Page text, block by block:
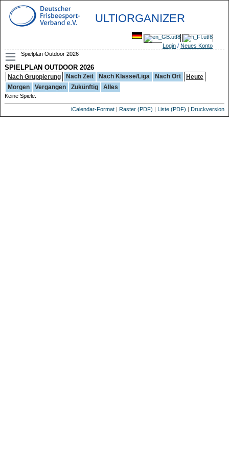
ULTIORGANIZER
Login / Neues Konto
Spielplan Outdoor 2026
SPIELPLAN OUTDOOR 2026
Nach Gruppierung Nach Zeit Nach Klasse/Liga Nach Ort
Heute
Morgen
Vergangen Zukünftig Alles
Keine Spiele.
iCalendar-Format | Raster (PDF) | Liste (PDF) | Druckversion